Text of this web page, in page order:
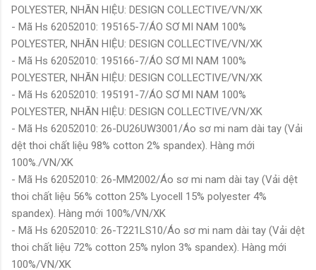
POLYESTER, NHÃN HIỆU: DESIGN COLLECTIVE/VN/XK
- Mã Hs 62052010: 195165-7/ÁO SƠ MI NAM 100%
POLYESTER, NHÃN HIỆU: DESIGN COLLECTIVE/VN/XK
- Mã Hs 62052010: 195166-7/ÁO SƠ MI NAM 100%
POLYESTER, NHÃN HIỆU: DESIGN COLLECTIVE/VN/XK
- Mã Hs 62052010: 195191-7/ÁO SƠ MI NAM 100%
POLYESTER, NHÃN HIỆU: DESIGN COLLECTIVE/VN/XK
- Mã Hs 62052010: 26-DU26UW3001/Áo sơ mi nam dài tay (Vải
dệt thoi chất liệu 98% cotton 2% spandex). Hàng mới
100%./VN/XK
- Mã Hs 62052010: 26-MM2002/Áo sơ mi nam dài tay (Vải dệt
thoi chất liệu 56% cotton 25% Lyocell 15% polyester 4%
spandex). Hàng mới 100%/VN/XK
- Mã Hs 62052010: 26-T221LS10/Áo sơ mi nam dài tay (Vải dệt
thoi chất liệu 72% cotton 25% nylon 3% spandex). Hàng mới
100%/VN/XK